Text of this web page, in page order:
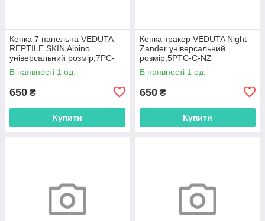
Кепка 7 панельна VEDUTA
REPTILE SKIN Albino
універсальний розмір,7PC-
UV-RSA
В наявності 1 од.
650 ₴
Купити
Кепка тракер VEDUTA Night
Zander універсальний
розмір,5PTC-C-NZ
В наявності 1 од.
650 ₴
Купити